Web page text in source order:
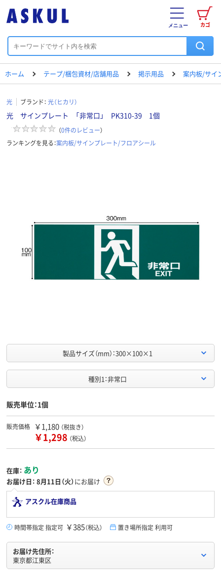
カゴ
メニュー
ホーム テープ/梱包資材/店舗用品 掲示用品 案内板/サイ
光 ブランド： 光（ヒカリ）
光 サインプレート 「非常口」 PK310-39 1個
（0件のレビュー）
ランキングを見る：案内板/サインプレート/フロアシール
製品サイズ（mm）：300×100×1
種別1：非常口
販売単位：1個
販売価格 ￥1,180 （税抜き）
￥1,298 （税込）
在庫： あり
お届け日： 8月11日（火）にお届け
アスクル在庫商品
時間帯指定 指定可 ￥385（税込） 置き場所指定 利用可
お届け先住所：
東京都江東区